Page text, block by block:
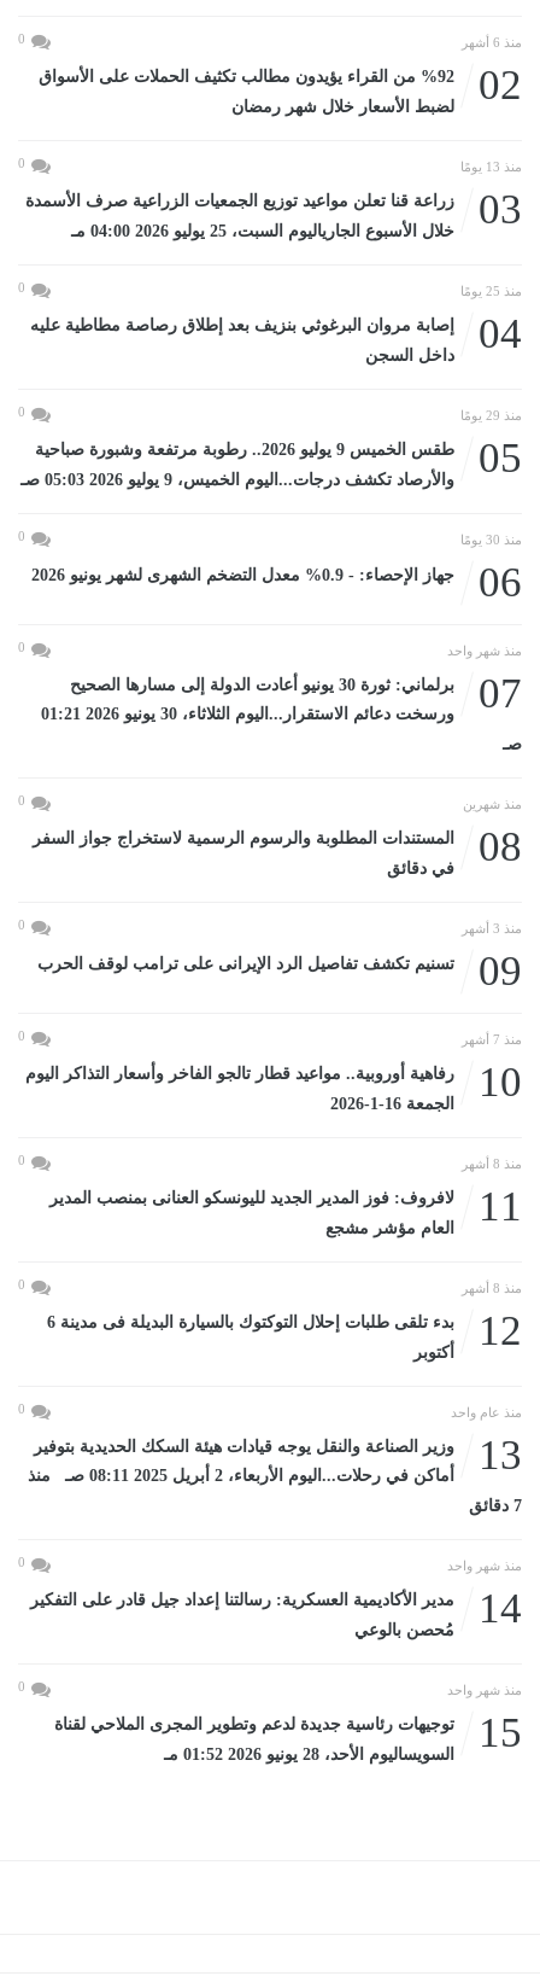
منذ 6 أشهر 0
02
%92 من القراء يؤيدون مطالب تكثيف الحملات على الأسواق
لضبط الأسعار خلال شهر رمضان
منذ 13 يومًا 0
03
زراعة قنا تعلن مواعيد توزيع الجمعيات الزراعية صرف الأسمدة
خلال الأسبوع الجارياليوم السبت، 25 يوليو 2026 04:00 مـ
منذ 25 يومًا 0
04
إصابة مروان البرغوثي بنزيف بعد إطلاق رصاصة مطاطية عليه
داخل السجن
منذ 29 يومًا 0
05
طقس الخميس 9 يوليو 2026.. رطوبة مرتفعة وشبورة صباحية
والأرصاد تكشف درجات...اليوم الخميس، 9 يوليو 2026 05:03 صـ
منذ 30 يومًا 0
06 جهاز الإحصاء: - 0.9% معدل التضخم الشهرى لشهر يونيو 2026
منذ شهر واحد 0
07
برلماني: ثورة 30 يونيو أعادت الدولة إلى مسارها الصحيح
ورسخت دعائم الاستقرار...اليوم الثلاثاء، 30 يونيو 2026 01:21
صـ
منذ شهرين 0
08
المستندات المطلوبة والرسوم الرسمية لاستخراج جواز السفر
في دقائق
منذ 3 أشهر 0
09 تسنيم تكشف تفاصيل الرد الإيرانى على ترامب لوقف الحرب
منذ 7 أشهر 0
10
رفاهية أوروبية.. مواعيد قطار تالجو الفاخر وأسعار التذاكر اليوم
الجمعة 16-1-2026
منذ 8 أشهر 0
11
لافروف: فوز المدير الجديد لليونسكو العنانى بمنصب المدير
العام مؤشر مشجع
منذ 8 أشهر 0
12
بدء تلقى طلبات إحلال التوكتوك بالسيارة البديلة فى مدينة 6
أكتوبر
منذ عام واحد 0
13
وزير الصناعة والنقل يوجه قيادات هيئة السكك الحديدية بتوفير
أماكن في رحلات...اليوم الأربعاء، 2 أبريل 2025 08:11 صـ منذ
7 دقائق
منذ شهر واحد 0
14
مدير الأكاديمية العسكرية: رسالتنا إعداد جيل قادر على التفكير
مُحصن بالوعي
منذ شهر واحد 0
15
توجيهات رئاسية جديدة لدعم وتطوير المجرى الملاحي لقناة
السويساليوم الأحد، 28 يونيو 2026 01:52 مـ